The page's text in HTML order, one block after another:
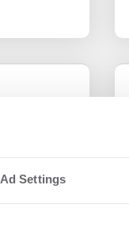
Ad Settings